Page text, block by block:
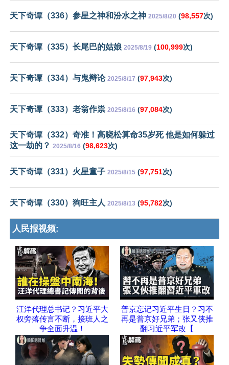
天下奇谭（336）参星之神和汾水之神 2025/8/20 (98,557次)
天下奇谭（335）长尾巴的姑娘 2025/8/19 (100,999次)
天下奇谭（334）与鬼辩论 2025/8/17 (97,943次)
天下奇谭（333）老翁作祟 2025/8/16 (97,084次)
天下奇谭（332）奇准！高晓松算命35岁死 他是如何躲过
这一劫的？ 2025/8/16 (98,623次)
天下奇谭（331）火星童子 2025/8/15 (97,751次)
天下奇谭（330）狗旺主人 2025/8/13 (95,782次)
人民报视频:
汪洋代理总书记？习近平大
权旁落传言不断，接班人之
争全面升温！
普京忘记习近平生日？习不
再是普京好兄弟；张又侠推
翻习近平军改【